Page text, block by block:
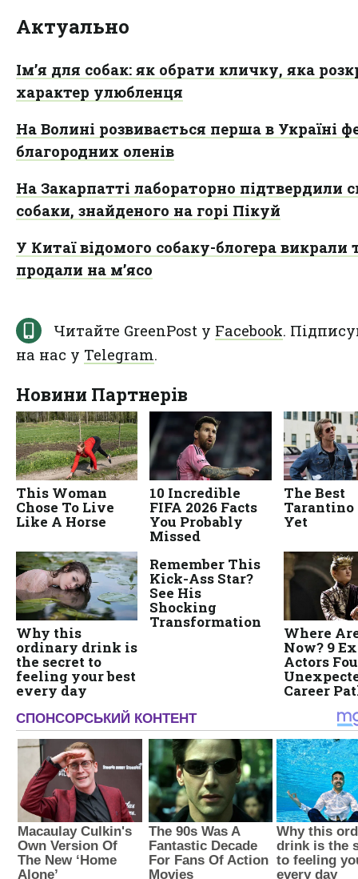
Актуально
Ім’я для собак: як обрати кличку, яка
характер улюбленця
На Волині розвивається перша в Україні
благородних оленів
На Закарпатті лабораторно підтвердили
собаки, знайденого на горі Пікуй
У Китаї відомого собаку-блогера викрали
продали на мʼясо
Читайте GreenPost у Facebook.
на нас у Telegram.